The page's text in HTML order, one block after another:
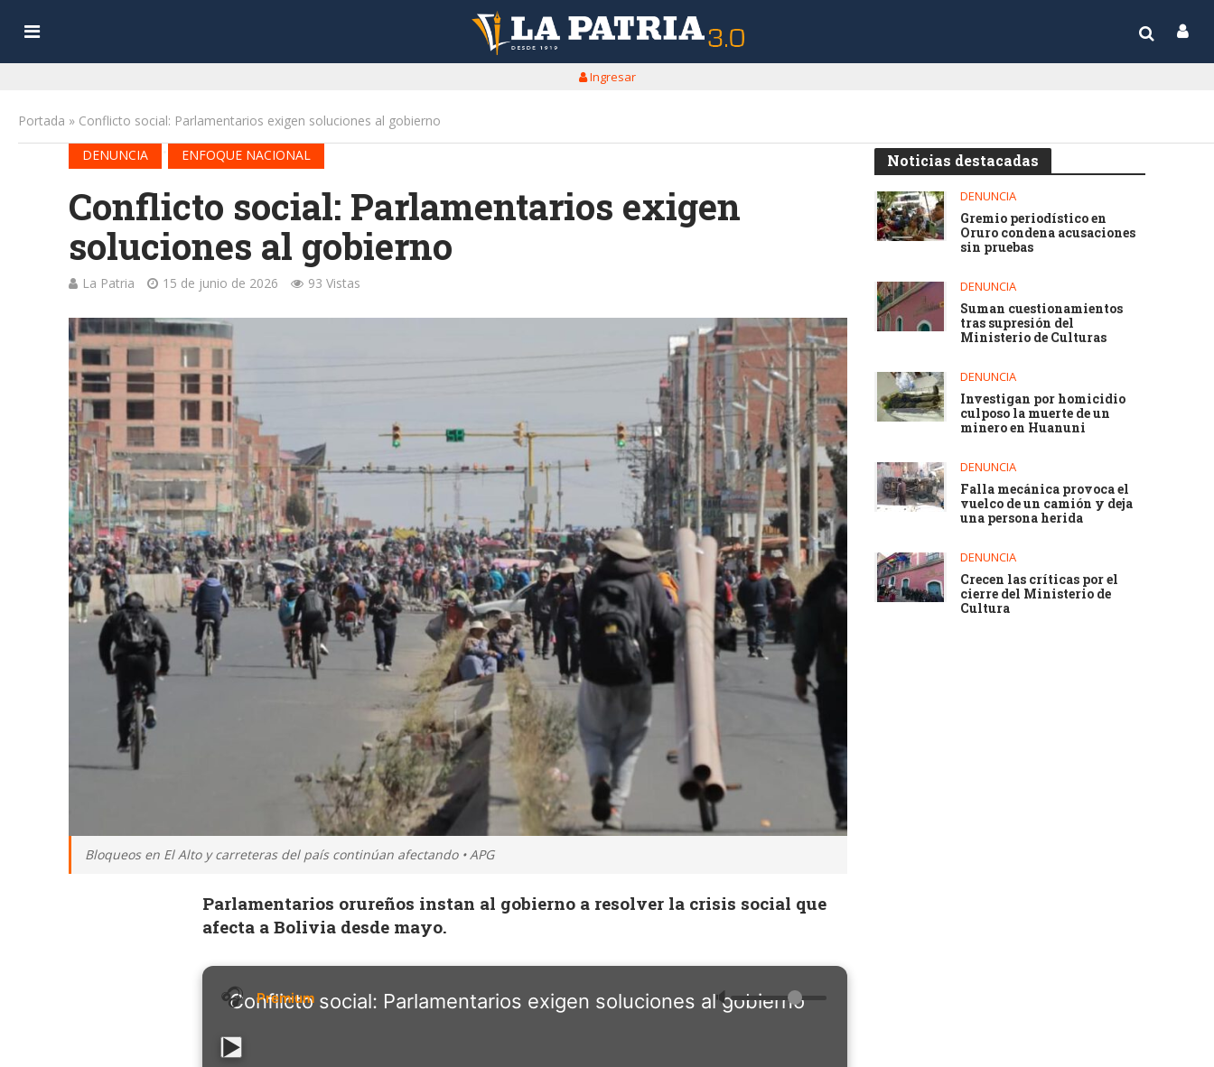
Ingresar
Portada » Conflicto social: Parlamentarios exigen soluciones al gobierno
DENUNCIA
ENFOQUE NACIONAL
Conflicto social: Parlamentarios exigen
soluciones al gobierno
La Patria 15 de junio de 2026 93 Vistas
Bloqueos en El Alto y carreteras del país continúan afectando • APG
Parlamentarios orureños instan al gobierno a resolver la crisis social que
afecta a Bolivia desde mayo.
Conflicto social: Parlamentarios exigen soluciones al gobierno
🔈
Noticias destacadas
DENUNCIA
Gremio periodístico en
Oruro condena acusaciones
sin pruebas
DENUNCIA
Suman cuestionamientos
tras supresión del
Ministerio de Culturas
DENUNCIA
Investigan por homicidio
culposo la muerte de un
minero en Huanuni
DENUNCIA
Falla mecánica provoca el
vuelco de un camión y deja
una persona herida
DENUNCIA
Crecen las críticas por el
cierre del Ministerio de
Cultura